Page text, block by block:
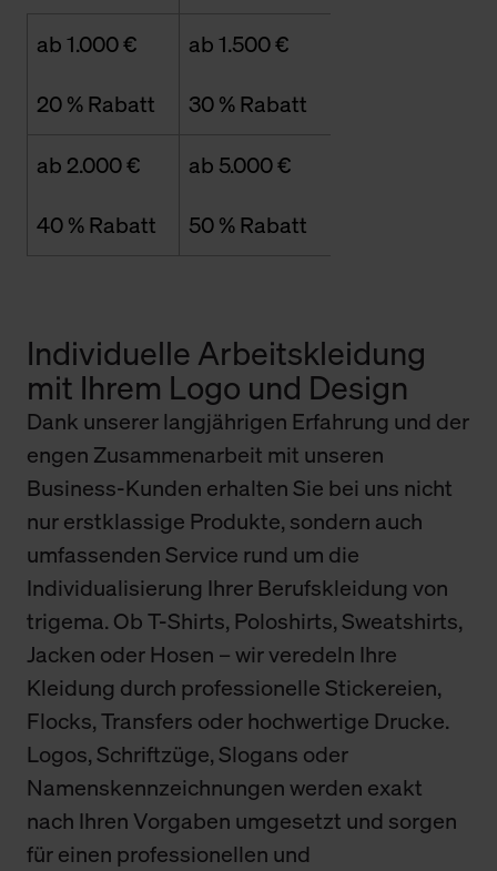
ab 1.000 €
20 % Rabatt
ab 1.500 €
30 % Rabatt
ab 2.000 €
40 % Rabatt
ab 5.000 €
50 % Rabatt
Individuelle Arbeitskleidung
mit Ihrem Logo und Design
Dank unserer langjährigen Erfahrung und der
engen Zusammenarbeit mit unseren
Business-Kunden erhalten Sie bei uns nicht
nur erstklassige Produkte, sondern auch
umfassenden Service rund um die
Individualisierung Ihrer Berufskleidung von
trigema. Ob T-Shirts, Poloshirts, Sweatshirts,
Jacken oder Hosen – wir veredeln Ihre
Kleidung durch professionelle Stickereien,
Flocks, Transfers oder hochwertige Drucke.
Logos, Schriftzüge, Slogans oder
Namenskennzeichnungen werden exakt
nach Ihren Vorgaben umgesetzt und sorgen
für einen professionellen und